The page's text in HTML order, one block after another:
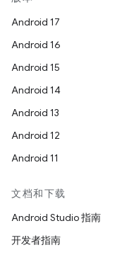
Android 17
Android 16
Android 15
Android 14
Android 13
Android 12
Android 11
文档和下载
Android Studio 指南
开发者指南